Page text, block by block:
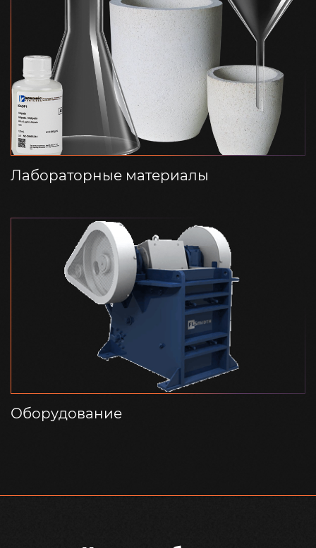
Лабораторные материалы
Оборудование